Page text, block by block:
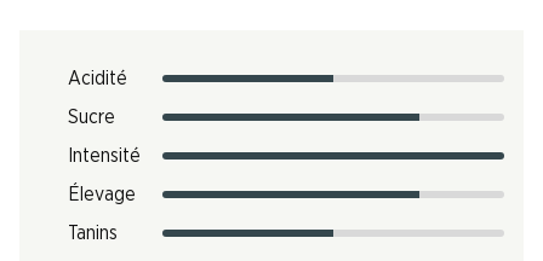
Acidité
Sucre
Intensité
Élevage
Tanins